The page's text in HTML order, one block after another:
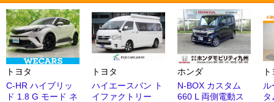
トヨタ
C-HR ハイブリッ
ド 1.8 G モード ネ
トヨタ
ハイエースバン ト
イファクトリー
ホンダ
N-BOX カスタム
660 L 両側電動ス
タ